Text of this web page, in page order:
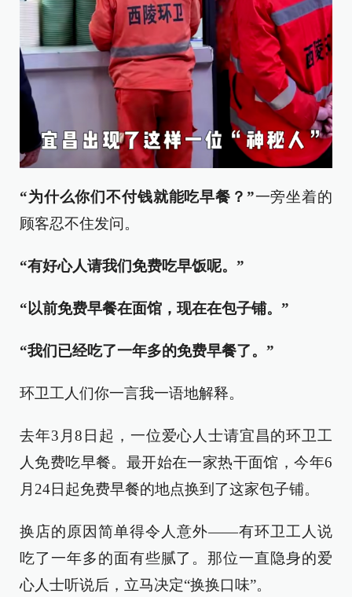
“为什么你们不付钱就能吃早餐？”一旁坐着的
顾客忍不住发问。
“有好心人请我们免费吃早饭呢。”
“以前免费早餐在面馆，现在在包子铺。”
“我们已经吃了一年多的免费早餐了。”
环卫工人们你一言我一语地解释。
去年3月8日起，一位爱心人士请宜昌的环卫工
人免费吃早餐。最开始在一家热干面馆，今年6
月24日起免费早餐的地点换到了这家包子铺。
换店的原因简单得令人意外——有环卫工人说
吃了一年多的面有些腻了。那位一直隐身的爱
心人士听说后，立马决定“换换口味”。